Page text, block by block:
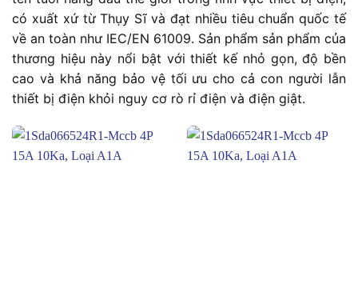
có xuất xứ từ Thụy Sĩ và đạt nhiều tiêu chuẩn quốc tế
về an toàn như IEC/EN 61009. Sản phẩm sản phẩm của
thương hiệu này nổi bật với thiết kế nhỏ gọn, độ bền
cao và khả năng bảo vệ tối ưu cho cả con người lẫn
thiết bị điện khỏi nguy cơ rò rỉ điện và điện giật.